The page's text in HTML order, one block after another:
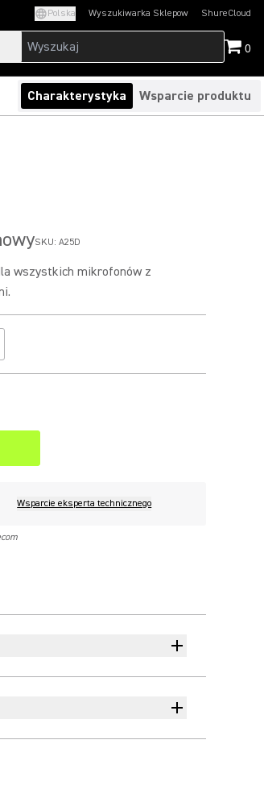
Polska Wyszukiwarka Sklepow ShureCloud
(Opens in a new
0
Charakterystyka Wsparcie produktu
SKU: A25D
wszystkich mikrofonów z
Wsparcie eksperta technicznego